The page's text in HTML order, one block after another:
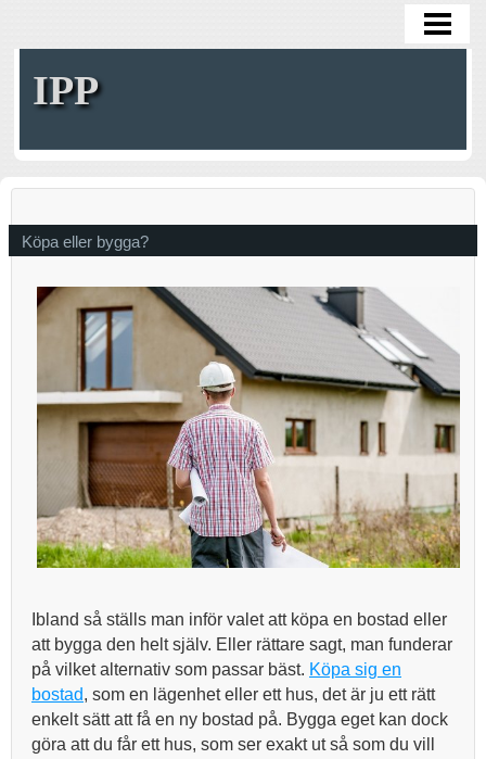
IPP
Köpa eller bygga?
Ibland så ställs man inför valet att köpa en bostad eller
att bygga den helt själv. Eller rättare sagt, man funderar
på vilket alternativ som passar bäst. Köpa sig en
bostad, som en lägenhet eller ett hus, det är ju ett rätt
enkelt sätt att få en ny bostad på. Bygga eget kan dock
göra att du får ett hus, som ser exakt ut så som du vill